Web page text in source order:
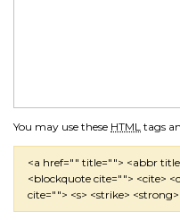
You may use these HTML tags
<a href="" title=""> <abbr
<blockquote cite=""> <cite>
cite=""> <s> <strike> <strong>